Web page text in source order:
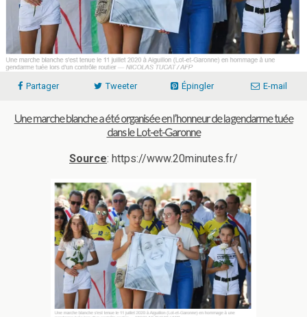
Partager Tweeter Épingler E-mail
Une marche blanche a été organisée en l’honneur de la gendarme tuée
dans le Lot-et-Garonne
Source: https://www.20minutes.fr/